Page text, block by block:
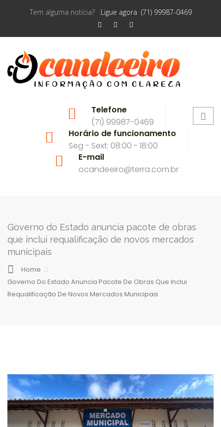
Tem alguma notícia? Ligue agora (71) 99987-0469
Telefone
(71) 99987-0469
Horário de funcionamento
Seg - Sext: 08:00 - 18:00
E-mail
ocandeeiro@terra.com.br
Governo do Estado anuncia pacote de obras
que inclui requalificação de novos mercados
municipais
Home
Governo Do Estado Anuncia Pacote De Obras Que Inclui
Requalificação De Novos Mercados Municipais